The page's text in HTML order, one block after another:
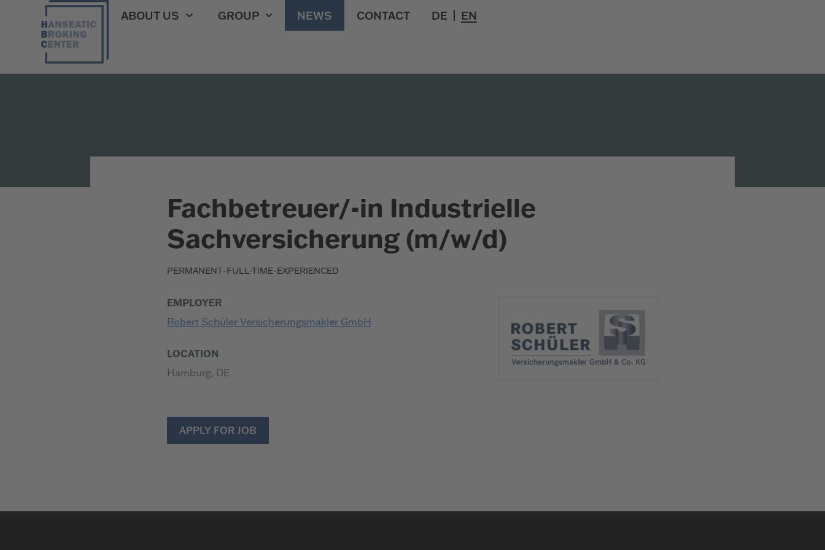
ABOUT US GROUP NEWS CONTACT DE EN
Fachbetreuer/-in Industrielle
Sachversicherung (m/w/d)
PERMANENT-FULL-TIME-EXPERIENCED
EMPLOYER
Robert Schüler Versicherungsmakler GmbH
LOCATION
Hamburg, DE
APPLY FOR JOB